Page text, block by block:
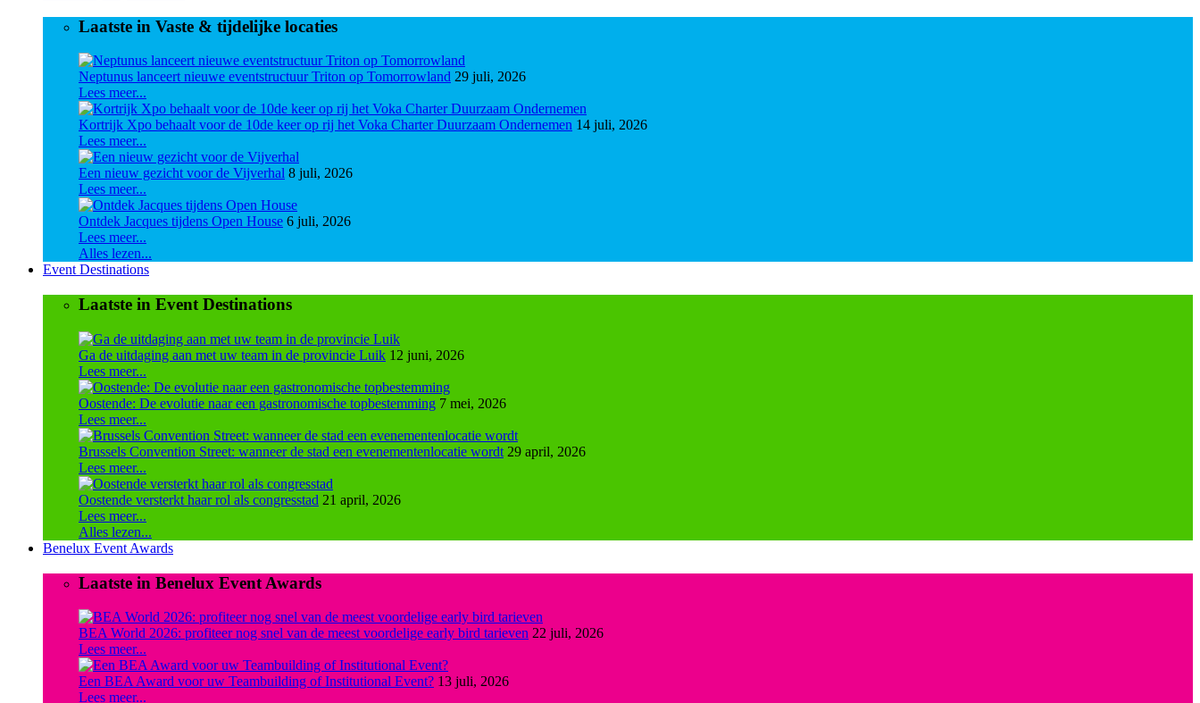
Laatste in Vaste & tijdelijke locaties
Neptunus lanceert nieuwe eventstructuur Triton op Tomorrowland 29 juli, 2026
Lees meer...
Kortrijk Xpo behaalt voor de 10de keer op rij het Voka Charter Duurzaam Ondernemen 14 juli, 2026
Lees meer...
Een nieuw gezicht voor de Vijverhal 8 juli, 2026
Lees meer...
Ontdek Jacques tijdens Open House 6 juli, 2026
Lees meer...
Alles lezen...
Event Destinations
Laatste in Event Destinations
Ga de uitdaging aan met uw team in de provincie Luik 12 juni, 2026
Lees meer...
Oostende: De evolutie naar een gastronomische topbestemming 7 mei, 2026
Lees meer...
Brussels Convention Street: wanneer de stad een evenementenlocatie wordt 29 april, 2026
Lees meer...
Oostende versterkt haar rol als congresstad 21 april, 2026
Lees meer...
Alles lezen...
Benelux Event Awards
Laatste in Benelux Event Awards
BEA World 2026: profiteer nog snel van de meest voordelige early bird tarieven 22 juli, 2026
Lees meer...
Een BEA Award voor uw Teambuilding of Institutional Event? 13 juli, 2026
Lees meer...